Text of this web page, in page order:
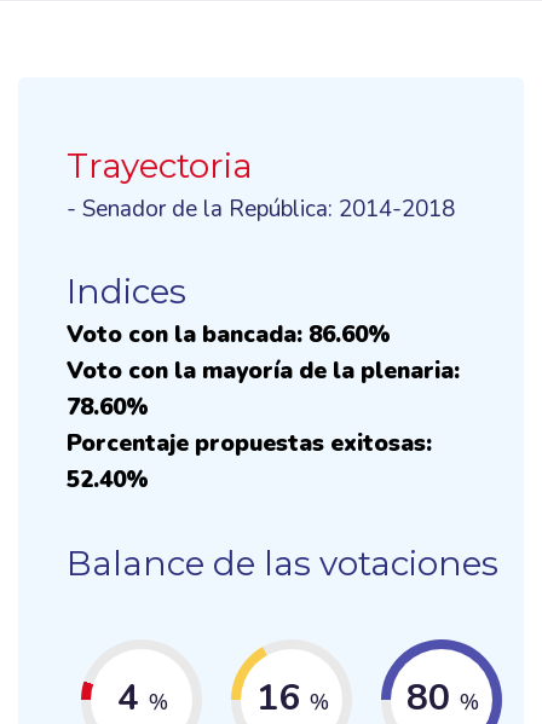
Trayectoria
- Senador de la República: 2014-2018
Indices
Voto con la bancada: 86.60%
Voto con la mayoría de la plenaria:
78.60%
Porcentaje propuestas exitosas:
52.40%
Balance de las votaciones
4 % 16 % 80 %